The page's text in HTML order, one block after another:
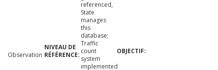
Observation
referenced,
State
manages
this
database;
Traffic
count
system
implemented